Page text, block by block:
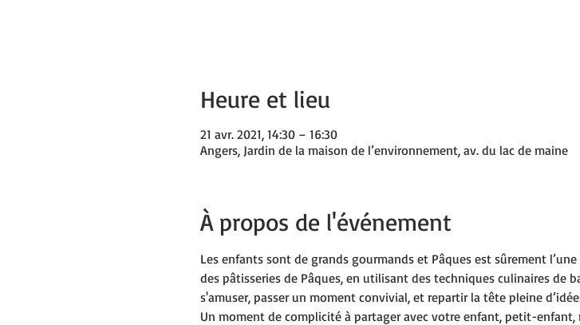
Heure et lieu
21 avr. 2021, 14:30 – 16:30
Angers, Jardin de la maison de l’environnement, av. du lac de maine
À propos de l'événement
Les enfants sont de grands gourmands et Pâques est sûrement
des pâtisseries de Pâques, en utilisant des techniques culinaires de
s'amuser, passer un moment convivial, et repartir la tête pleine
Un moment de complicité à partager avec votre enfant, petit-enfant,